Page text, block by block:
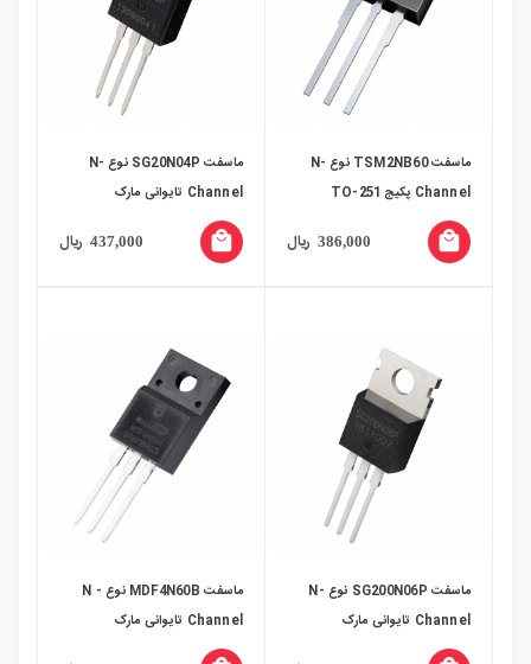
ماسفت TSM2NB60 نوع N-
Channel پکیج TO-251
386,000 ریال local_mall
ماسفت SG20N04P نوع N-
Channel تایوانی مارک
SiliconGear پکیج TO-220
437,000 ریال local_mall
ماسفت SG200N06P نوع N-
Channel تایوانی مارک
SiliconGear پکیج TO-220
ماسفت MDF4N60B نوع N -
Channel تایوانی مارک